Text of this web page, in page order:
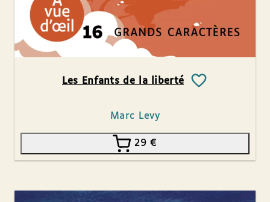
Les Enfants de la liberté
Marc Levy
29€